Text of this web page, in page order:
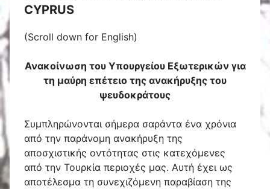
CYPRUS
(Scroll down for English)
Ανακοίνωση του Υπουργείου Εξωτερικών για
τη μαύρη επέτειο της ανακήρυξης του
ψευδοκράτους
Συμπληρώνονται σήμερα σαράντα ένα χρόνια
από την παράνομη ανακήρυξη της
αποσχιστικής οντότητας στις κατεχόμενες
από την Τουρκία περιοχές μας. Αυτή έχει ως
αποτέλεσμα τη συνεχιζόμενη παραβίαση της